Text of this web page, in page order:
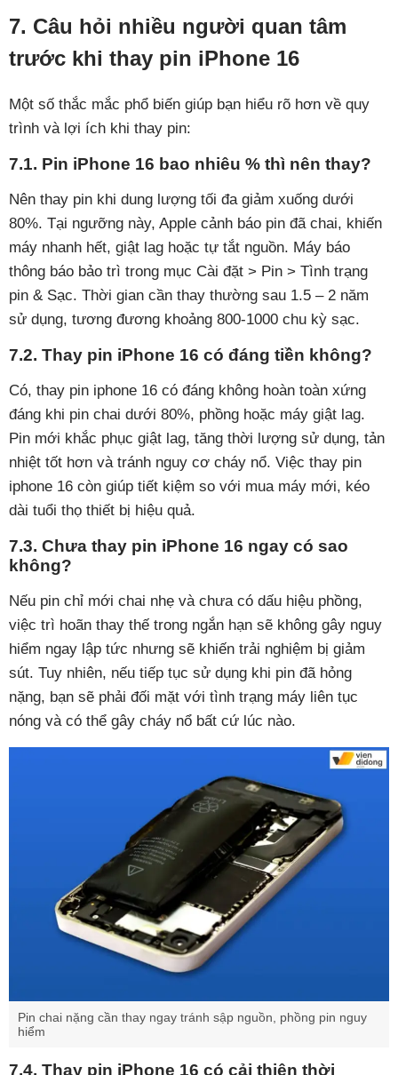
7. Câu hỏi nhiều người quan tâm
trước khi thay pin iPhone 16
Một số thắc mắc phổ biến giúp bạn hiểu rõ hơn về quy
trình và lợi ích khi thay pin:
7.1. Pin iPhone 16 bao nhiêu % thì nên thay?
Nên thay pin khi dung lượng tối đa giảm xuống dưới
80%. Tại ngưỡng này, Apple cảnh báo pin đã chai, khiến
máy nhanh hết, giật lag hoặc tự tắt nguồn. Máy báo
thông báo bảo trì trong mục Cài đặt > Pin > Tình trạng
pin & Sạc. Thời gian cần thay thường sau 1.5 – 2 năm
sử dụng, tương đương khoảng 800-1000 chu kỳ sạc.
7.2. Thay pin iPhone 16 có đáng tiền không?
Có, thay pin iphone 16 có đáng không hoàn toàn xứng
đáng khi pin chai dưới 80%, phồng hoặc máy giật lag.
Pin mới khắc phục giật lag, tăng thời lượng sử dụng, tản
nhiệt tốt hơn và tránh nguy cơ cháy nổ. Việc thay pin
iphone 16 còn giúp tiết kiệm so với mua máy mới, kéo
dài tuổi thọ thiết bị hiệu quả.
7.3. Chưa thay pin iPhone 16 ngay có sao
không?
Nếu pin chỉ mới chai nhẹ và chưa có dấu hiệu phồng,
việc trì hoãn thay thế trong ngắn hạn sẽ không gây nguy
hiểm ngay lập tức nhưng sẽ khiến trải nghiệm bị giảm
sút. Tuy nhiên, nếu tiếp tục sử dụng khi pin đã hỏng
nặng, bạn sẽ phải đối mặt với tình trạng máy liên tục
nóng và có thể gây cháy nổ bất cứ lúc nào.
Pin chai nặng cần thay ngay tránh sập nguồn, phồng pin nguy
hiểm
7.4. Thay pin iPhone 16 có cải thiện thời